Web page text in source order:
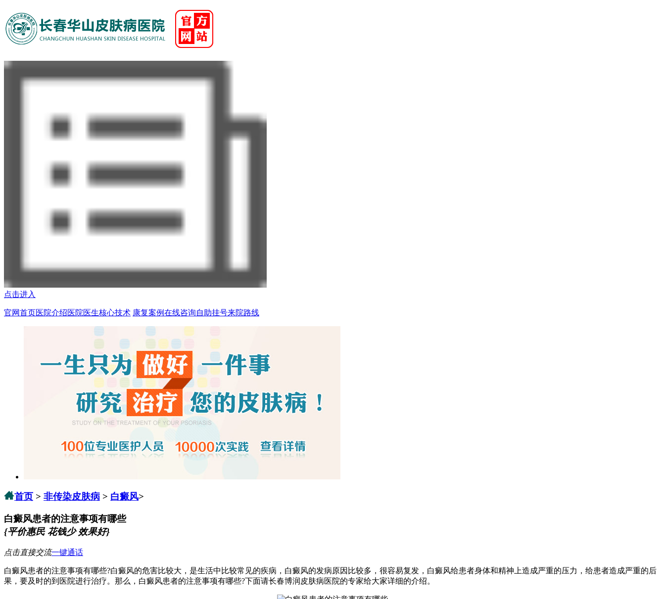
点击进入
官网首页医院介绍医院医生核心技术 康复案例在线咨询自助挂号来院路线
首页 > 非传染皮肤病 > 白癜风>
白癜风患者的注意事项有哪些
{平价惠民 花钱少 效果好}
点击直接交流一键通话
白癜风患者的注意事项有哪些?白癜风的危害比较大，是生活中比较常见的疾病，白癜风的发病原因比较多，很容易复发，白癜风给患者身体和精神上造成严重的压力，给患者造成严重的后
果，要及时的到医院进行治疗。那么，白癜风患者的注意事项有哪些?下面请长春博润皮肤病医院的专家给大家详细的介绍。